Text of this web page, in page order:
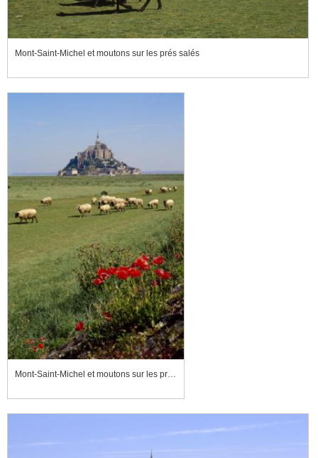
Mont-Saint-Michel et moutons sur les prés salés
Mont-Saint-Michel et moutons sur les prés salés